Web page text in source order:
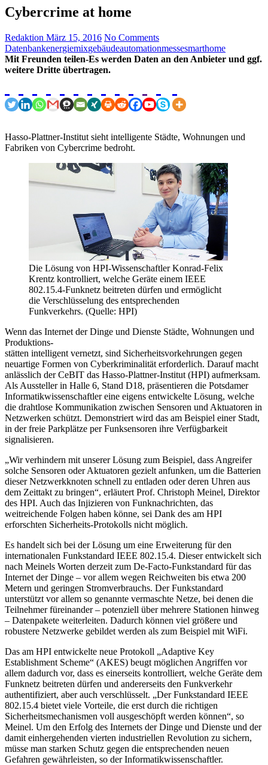
Cybercrime at home
Redaktion März 15, 2016 No Comments
Datenbankenergiemixgebäudeautomationmessesmarthome
Mit Freunden teilen-Es werden Daten an den Anbieter und ggf.
weitere Dritte übertragen.
Hasso-Plattner-Institut sieht intelligente Städte, Wohnungen und
Fabriken von Cybercrime bedroht.
Die Lösung von HPI-Wissenschaftler Konrad-Felix
Krentz kontrolliert, welche Geräte einem IEEE
802.15.4-Funknetz beitreten dürfen und ermöglicht
die Verschlüsselung des entsprechenden
Funkverkehrs. (Quelle: HPI)
Wenn das Internet der Dinge und Dienste Städte, Wohnungen und
Produktions-
stätten intelligent vernetzt, sind Sicherheitsvorkehrungen gegen
neuartige Formen von Cyberkriminalität erforderlich. Darauf macht
anlässlich der CeBIT das Hasso-Plattner-Institut (HPI) aufmerksam.
Als Aussteller in Halle 6, Stand D18, präsentieren die Potsdamer
Informatikwissenschaftler eine eigens entwickelte Lösung, welche
die drahtlose Kommunikation zwischen Sensoren und Aktuatoren in
Netzwerken schützt. Demonstriert wird das am Beispiel einer Stadt,
in der freie Parkplätze per Funksensoren ihre Verfügbarkeit
signalisieren.
„Wir verhindern mit unserer Lösung zum Beispiel, dass Angreifer
solche Sensoren oder Aktuatoren gezielt anfunken, um die Batterien
dieser Netzwerkknoten schnell zu entladen oder deren Uhren aus
dem Zeittakt zu bringen“, erläutert Prof. Christoph Meinel, Direktor
des HPI. Auch das Injizieren von Funknachrichten, das
weitreichende Folgen haben könne, sei Dank des am HPI
erforschten Sicherheits-Protokolls nicht möglich.
Es handelt sich bei der Lösung um eine Erweiterung für den
internationalen Funkstandard IEEE 802.15.4. Dieser entwickelt sich
nach Meinels Worten derzeit zum De-Facto-Funkstandard für das
Internet der Dinge – vor allem wegen Reichweiten bis etwa 200
Metern und geringen Stromverbrauchs. Der Funkstandard
unterstützt vor allem so genannte vermaschte Netze, bei denen die
Teilnehmer füreinander – potenziell über mehrere Stationen hinweg
– Datenpakete weiterleiten. Dadurch können viel größere und
robustere Netzwerke gebildet werden als zum Beispiel mit WiFi.
Das am HPI entwickelte neue Protokoll „Adaptive Key
Establishment Scheme“ (AKES) beugt möglichen Angriffen vor
allem dadurch vor, dass es einerseits kontrolliert, welche Geräte dem
Funknetz beitreten dürfen und andererseits den Funkverkehr
authentifiziert, aber auch verschlüsselt. „Der Funkstandard IEEE
802.15.4 bietet viele Vorteile, die erst durch die richtigen
Sicherheitsmechanismen voll ausgeschöpft werden können“, so
Meinel. Um den Erfolg des Internets der Dinge und Dienste und der
damit einhergehenden vierten industriellen Revolution zu sichern,
müsse man starken Schutz gegen die entsprechenden neuen
Gefahren gewährleisten, so der Informatikwissenschaftler.